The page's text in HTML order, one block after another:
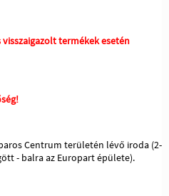
termékek esetén
Centrum területén lévő iroda (2-
- balra az Europart épülete).